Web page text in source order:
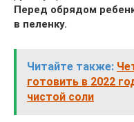
Перед обрядом
в пеленку.
Читайте также:
готовить в 2022
чистой соли